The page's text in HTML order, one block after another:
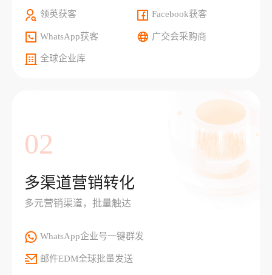
领英获客 Facebook获客
WhatsApp获客 广交会采购商
全球企业库
02
多渠道营销转化
多元营销渠道，批量触达
WhatsApp企业号一键群发
邮件EDM全球批量发送